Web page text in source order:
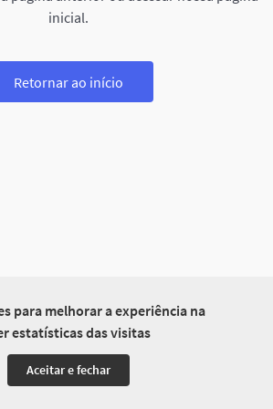
para melhorar a experiência na
estatísticas das visitas
Aceitar e fechar
inicial.
Retornar ao início